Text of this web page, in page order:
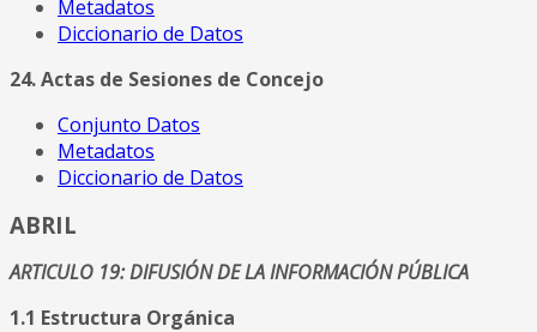
Metadatos
Diccionario de Datos
24. Actas de Sesiones de Concejo
Conjunto Datos
Metadatos
Diccionario de Datos
ABRIL
ARTICULO 19: DIFUSIÓN DE LA INFORMACIÓN PÚBLICA
1.1 Estructura Orgánica